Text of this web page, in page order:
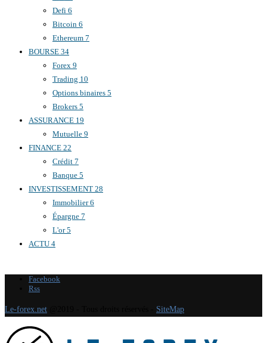
Defi 6
Bitcoin 6
Ethereum 7
BOURSE 34
Forex 9
Trading 10
Options binaires 5
Brokers 5
ASSURANCE 19
Mutuelle 9
FINANCE 22
Crédit 7
Banque 5
INVESTISSEMENT 28
Immobilier6
Épargne 7
L'or5
ACTU 4
Facebook
Rss
Le-forex.net SiteMap